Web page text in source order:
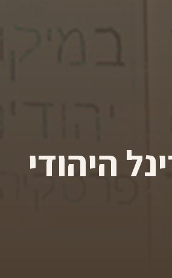
היהודי